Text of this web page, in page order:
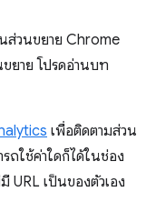
ส่วนขยาย Chrome
ยาย โปรดอ่านบท
เพื่อติดตามส่วน
ถใช้ค่าใดก็ได้ในช่อง
URL เป็นของตัวเอง